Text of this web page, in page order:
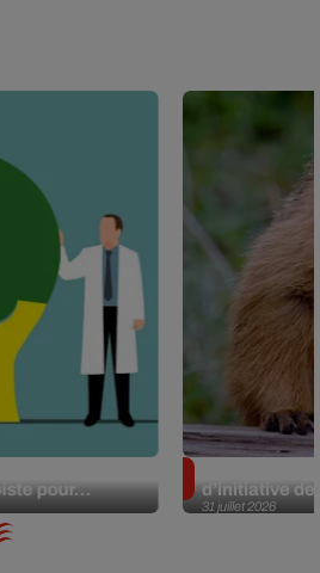
pour...
31 juillet 2026
d’initiative